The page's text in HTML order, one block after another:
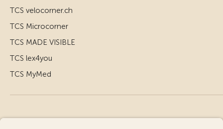
TCS velocorner.ch
TCS Microcorner
TCS MADE VISIBLE
TCS lex4you
TCS MyMed